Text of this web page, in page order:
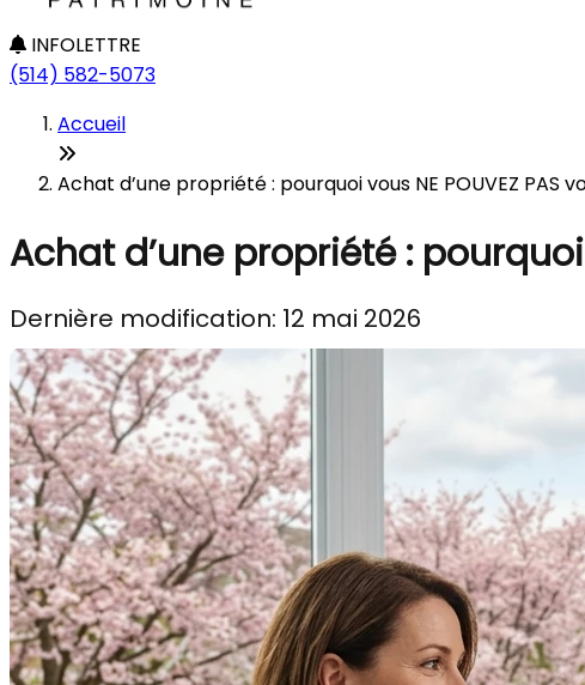
INFOLETTRE
(514) 582-5073
Accueil
Achat d’une propriété : pourquoi vous NE POUVEZ
Achat d’une propriété :
Dernière modification: 12 mai 2026